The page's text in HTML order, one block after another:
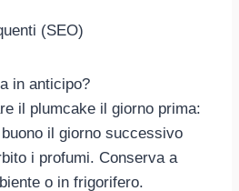
(SEO)
in anticipo?
il plumcake il giorno prima:
il giorno successivo
i profumi. Conserva a
o in frigorifero.